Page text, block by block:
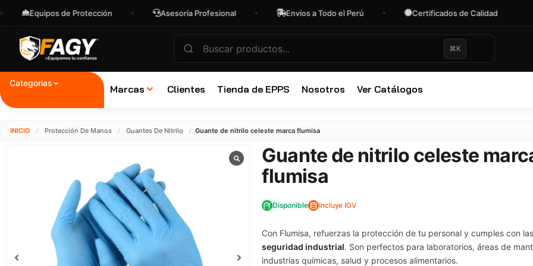
de Protección Asesoría Profesional Envíos a Todo el Perú Certificados de Calidad
⌘K
Categorias
Marcas Clientes Tienda de EPPS Nosotros Ver Catálogos
INICIO / Protección De Manos / Guantes De Nitrilo / Guante de nitrilo celeste marca flumisa
Guante de nitrilo celeste
flumisa
Disponible Incluye IGV
Con Flumisa, refuerzas la protección de tu personal y cumples con
seguridad industrial. Son perfectos para laboratorios, áreas de
industrias químicas, salud y procesos alimentarios.